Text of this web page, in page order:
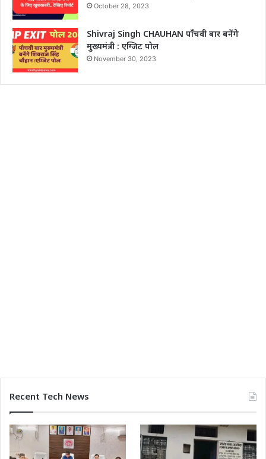
October 28, 2023
Shivraj Singh CHAUHAN पाँचवी बार बनेंगे
मुख्यमंत्री : एग्जिट पोल
November 30, 2023
Recent Tech News